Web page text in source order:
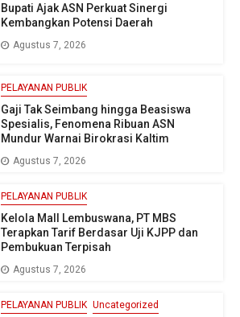
Bupati Ajak ASN Perkuat Sinergi
Kembangkan Potensi Daerah
Agustus 7, 2026
PELAYANAN PUBLIK
Gaji Tak Seimbang hingga Beasiswa
Spesialis, Fenomena Ribuan ASN
Mundur Warnai Birokrasi Kaltim
Agustus 7, 2026
PELAYANAN PUBLIK
Kelola Mall Lembuswana, PT MBS
Terapkan Tarif Berdasar Uji KJPP dan
Pembukuan Terpisah
Agustus 7, 2026
PELAYANAN PUBLIK Uncategorized